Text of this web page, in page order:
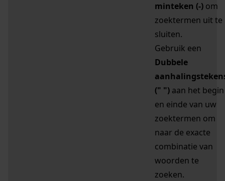
minteken (-) om
zoektermen uit te
sluiten.
Gebruik een
Dubbele
(" ") aan het begin
en einde van uw
zoektermen om
naar de exacte
combinatie van
woorden te
zoeken.